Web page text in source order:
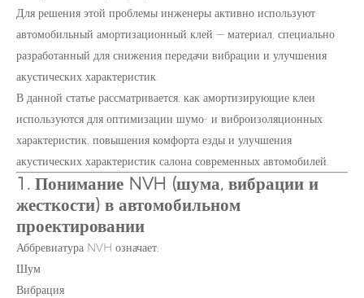
Для решения этой проблемы инженеры активно используют
автомобильный амортизационный клей — материал, специально
разработанный для снижения передачи вибрации и улучшения
акустических характеристик.
В данной статье рассматривается, как амортизирующие клеи
используются для оптимизации шумо- и виброизоляционных
характеристик, повышения комфорта езды и улучшения
акустических характеристик салона современных автомобилей.
1. Понимание NVH (шума, вибрации и
жесткости) в автомобильном
проектировании
Аббревиатура NVH означает:
Шум
Вибрация